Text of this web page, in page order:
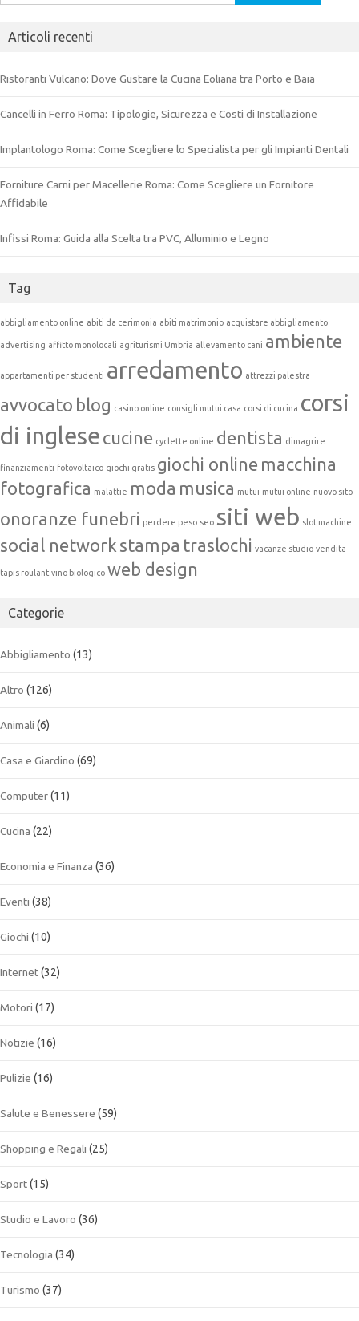
per:
Articoli recenti
Ristoranti Vulcano: Dove Gustare la Cucina Eoliana tra Porto e Baia
Cancelli in Ferro Roma: Tipologie, Sicurezza e Costi di Installazione
Implantologo Roma: Come Scegliere lo Specialista per gli Impianti Dentali
Forniture Carni per Macellerie Roma: Come Scegliere un Fornitore
Affidabile
Infissi Roma: Guida alla Scelta tra PVC, Alluminio e Legno
Tag
abbigliamento online abiti da cerimonia abiti matrimonio acquistare abbigliamento
advertising affitto monolocali agriturismi Umbria allevamento cani ambiente
appartamenti per studenti arredamento attrezzi palestra
avvocato blog casino online consigli mutui casa corsi di cucina corsi
di inglese cucine cyclette online dentista dimagrire
finanziamenti fotovoltaico giochi gratis giochi online macchina
fotografica malattie moda musica mutui mutui online nuovo sito
onoranze funebri perdere peso seo siti web slot machine
social network stampa traslochi vacanze studio vendita
tapis roulant vino biologico web design
Categorie
Abbigliamento (13)
Altro (126)
Animali (6)
Casa e Giardino (69)
Computer(11)
Cucina (22)
Economia e Finanza (36)
Eventi (38)
Giochi (10)
Internet(32)
Motori (17)
Notizie (16)
Pulizie (16)
Salute e Benessere (59)
Shopping e Regali (25)
Sport(15)
Studio e Lavoro (36)
Tecnologia (34)
Turismo (37)